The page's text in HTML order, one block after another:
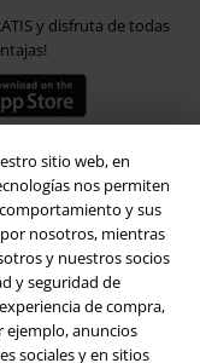
sitio web, en
nos permiten
y sus
nosotros, mientras
y nuestros socios
y seguridad de
de compra,
ejemplo, anuncios
sociales y en sitios
y disfruta de todas